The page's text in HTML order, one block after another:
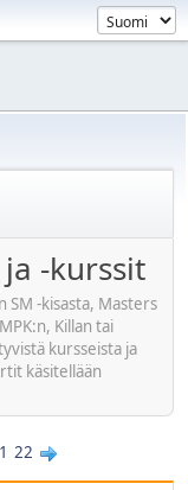
-kurssit
SM -kisasta, Masters
Killan tai
kursseista ja
käsitellään
22